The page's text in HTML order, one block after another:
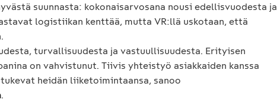
suunnasta: kokonaisarvosana nousi edellisvuodesta ja
logistiikan kenttää, mutta VR:llä uskotaan, että
turvallisuudesta ja vastuullisuudesta. Erityisen
on vahvistunut. Tiivis yhteistyö asiakkaiden kanssa
heidän liiketoimintaansa, sanoo
.